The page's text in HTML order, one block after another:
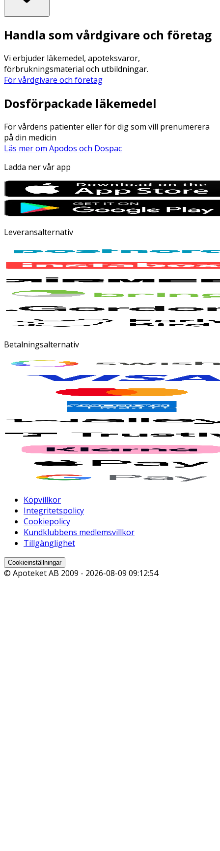
Handla som vårdgivare och företag
Vi erbjuder läkemedel, apoteksvaror,
förbrukningsmaterial och utbildningar.
För vårdgivare och företag
Dosförpackade läkemedel
För vårdens patienter eller för dig som vill prenumerera
på din medicin
Läs mer om Apodos och Dospac
Ladda ner vår app
Leveransalternativ
Betalningsalternativ
Köpvillkor
Integritetspolicy
Cookiepolicy
Kundklubbens medlemsvillkor
Tillgänglighet
Cookieinställningar
© Apoteket AB 2009 - 2026-08-09 09:12:54